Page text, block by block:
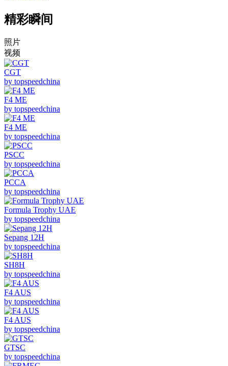
精彩瞬间
照片
视频
CGT
by topspeedchina
F4 ME
by topspeedchina
F4 ME
by topspeedchina
PSCC
by topspeedchina
PCCA
by topspeedchina
Formula Trophy UAE
by topspeedchina
Sepang 12H
by topspeedchina
SH8H
by topspeedchina
F4 AUS
by topspeedchina
F4 AUS
by topspeedchina
GTSC
by topspeedchina